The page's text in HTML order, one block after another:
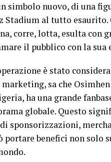
simbolo nuovo, di una
Stadium al tutto esaurito.
corre, lotta, esulta con
il pubblico con la sua
è stato
sa che
ha una grande
globale. Questo
sponsorizzazioni,
benefici non solo